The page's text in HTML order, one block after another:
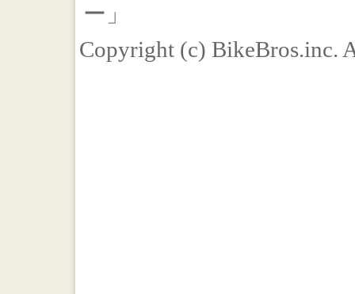
ー」
Copyright (c) BikeBros.inc.